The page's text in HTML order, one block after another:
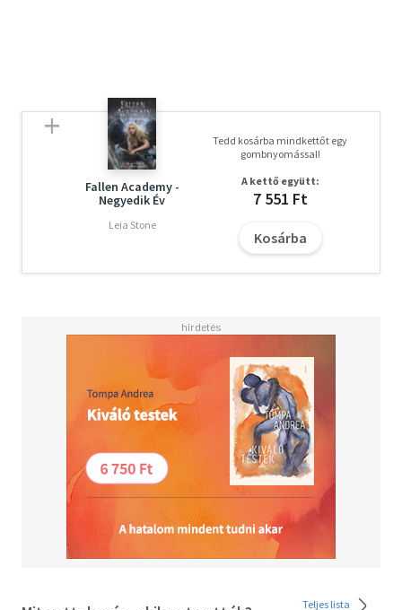
mindenki csak áldozat lehet. A túlélésért áldozatot kell
hozniuk és alá kell merülniük a pokol legmélyebb
"Ahol nem lakik Isten, embernek sincs helye..."
Fallen Academy -
Negyedik Év
Leia Stone
Tedd kosárba mindkettőt egy
gombnyomással!
A kettő együtt:
7 551 Ft
Kosárba
Teljes lista